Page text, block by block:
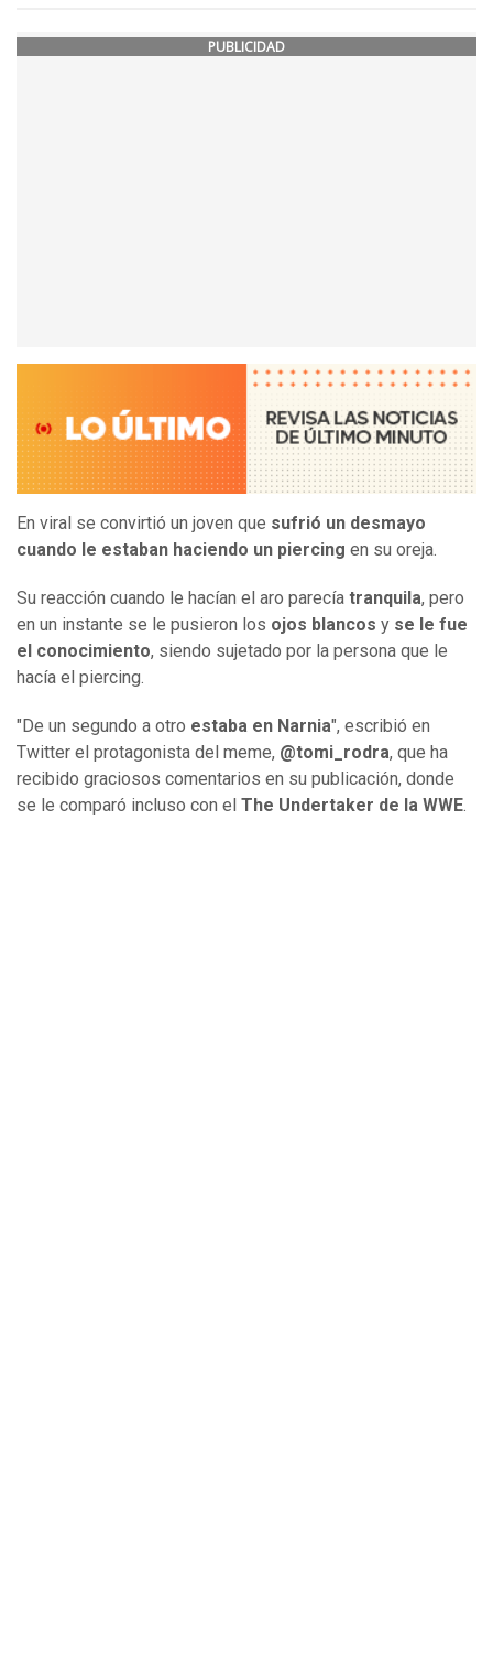
PUBLICIDAD
En viral se convirtió un joven que sufrió un desmayo
cuando le estaban haciendo un piercing en su oreja.
Su reacción cuando le hacían el aro parecía tranquila, pero
en un instante se le pusieron los ojos blancos y se le fue
el conocimiento, siendo sujetado por la persona que le
hacía el piercing.
"De un segundo a otro estaba en Narnia", escribió en
Twitter el protagonista del meme, @tomi_rodra, que ha
recibido graciosos comentarios en su publicación, donde
se le comparó incluso con el The Undertaker de la WWE.